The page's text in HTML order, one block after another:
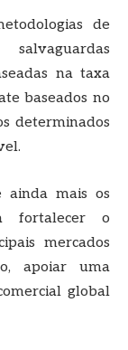
de
na taxa
baseados no
determinados
ainda mais os
fortalecer o
mercados
apoiar uma
global